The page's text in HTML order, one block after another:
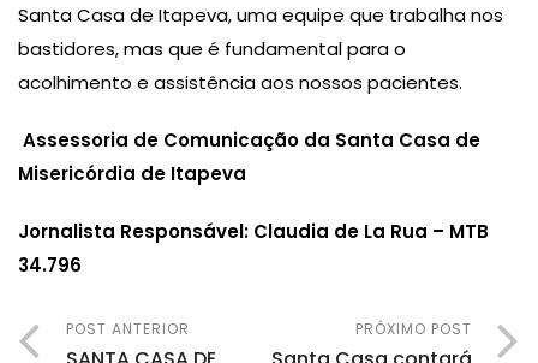
Santa Casa de Itapeva, uma equipe que trabalha nos
bastidores, mas que é fundamental para o
acolhimento e assistência aos nossos pacientes.
Assessoria de Comunicação da Santa Casa de
Misericórdia de Itapeva
Jornalista Responsável: Claudia de La Rua – MTB
34.796
POST ANTERIOR PRÓXIMO POST